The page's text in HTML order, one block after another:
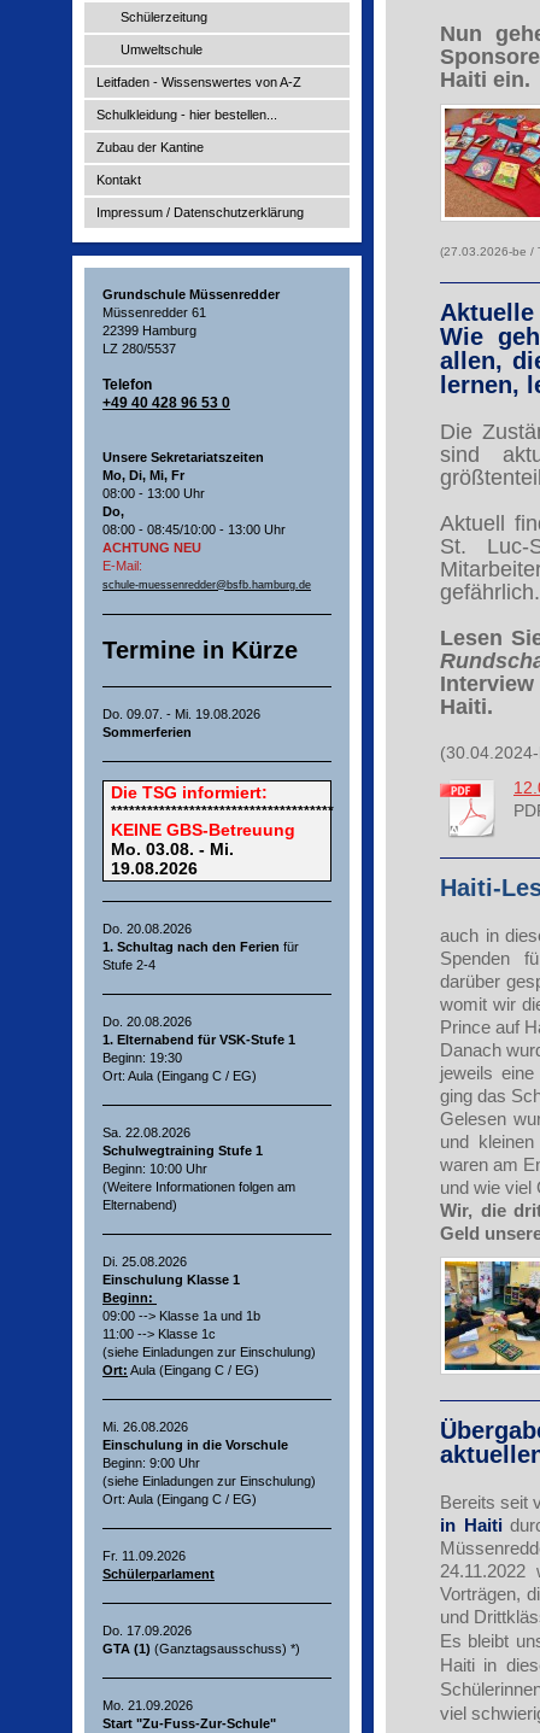
Schülerzeitung
Umweltschule
Leitfaden - Wissenswertes von A-Z
Schulkleidung - hier bestellen...
Zubau der Kantine
Kontakt
Impressum / Datenschutzerklärung
Grundschule Müssenredder
Müssenredder 61
22399 Hamburg
LZ 280/5537
Telefon
+49 40 428 96 53 0
Unsere Sekretariatszeiten
Mo, Di, Mi, Fr
08:00 - 13:00 Uhr
Do,
08:00 - 08:45/10:00 - 13:00 Uhr
ACHTUNG NEU
E-Mail:
schule-muessenredder@bsfb.hamburg.de
Termine in Kürze
Do. 09.07. - Mi. 19.08.2026
Sommerferien
Die TSG informiert:
*************************************
KEINE GBS-Betreuung
Mo. 03.08. - Mi.
19.08.2026
Do. 20.08.2026
1. Schultag nach den Ferien für
Stufe 2-4
Do. 20.08.2026
1. Elternabend für VSK-Stufe 1
Beginn: 19:30
Ort: Aula (Eingang C / EG)
Sa. 22.08.2026
Schulwegtraining Stufe 1
Beginn: 10:00 Uhr
(Weitere Informationen folgen am
Elternabend)
Di. 25.08.2026
Einschulung Klasse 1
Beginn:
09:00 --> Klasse 1a und 1b
11:00 --> Klasse 1c
(siehe Einladungen zur Einschulung)
Ort: Aula (Eingang C / EG)
Mi. 26.08.2026
Einschulung in die Vorschule
Beginn: 9:00 Uhr
(siehe Einladungen zur Einschulung)
Ort: Aula (Eingang C / EG)
Fr. 11.09.2026
Schülerparlament
Do. 17.09.2026
GTA (1) (Ganztagsausschuss) *)
Mo. 21.09.2026
Start "Zu-Fuss-Zur-Schule"
Nun
Haiti ein.
(27.03.2026-be /
Aktuelle
Wie
allen,
lernen,
Die
sind
Aktuell
St. Luc-
gefährlich.
Lesen
Haiti.
Haiti-
auch in
Spenden
darüber
womit wir
Prince auf
Danach
jeweils
ging das
Gelesen
und
waren am
und wie viel
Wir, die
Geld
Bereits seit
in Haiti
Vorträgen,
und
Es bleibt
Haiti in
viel